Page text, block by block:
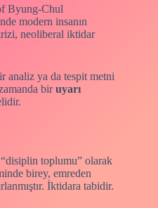
Byung-Chul
modern insanın
neoliberal iktidar
analiz ya da tespit metni
biruyarı
toplumu” olarak
birey, emreden
İktidara tabidir.